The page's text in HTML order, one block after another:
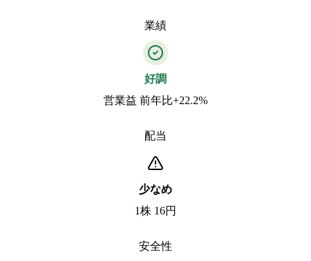
業績
好調
営業益 前年比+22.2%
配当
少なめ
1株 16円
安全性